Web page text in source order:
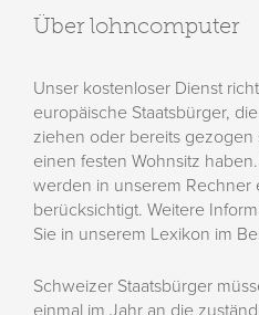
Über lohncomputer
Unser kostenloser Dienst
europäische Staatsbürger,
ziehen oder bereits gezogen
einen festen Wohnsitz
werden in unserem Rechner
berücksichtigt. Weitere
Sie in unserem Lexikon im
Schweizer Staatsbürger
einmal im Jahr an die